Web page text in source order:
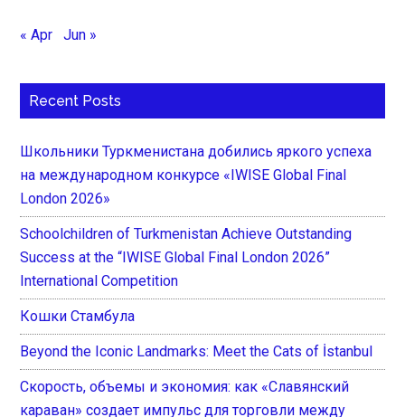
« Apr Jun »
Recent Posts
Школьники Туркменистана добились яркого успеха
на международном конкурсе «IWISE Global Final
London 2026»
Schoolchildren of Turkmenistan Achieve Outstanding
Success at the “IWISE Global Final London 2026”
International Competition
Кошки Стамбула
Beyond the Iconic Landmarks: Meet the Cats of İstanbul
Скорость, объемы и экономия: как «Славянский
караван» создает импульс для торговли между